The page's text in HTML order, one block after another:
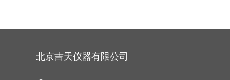
北京吉天仪器有限公司